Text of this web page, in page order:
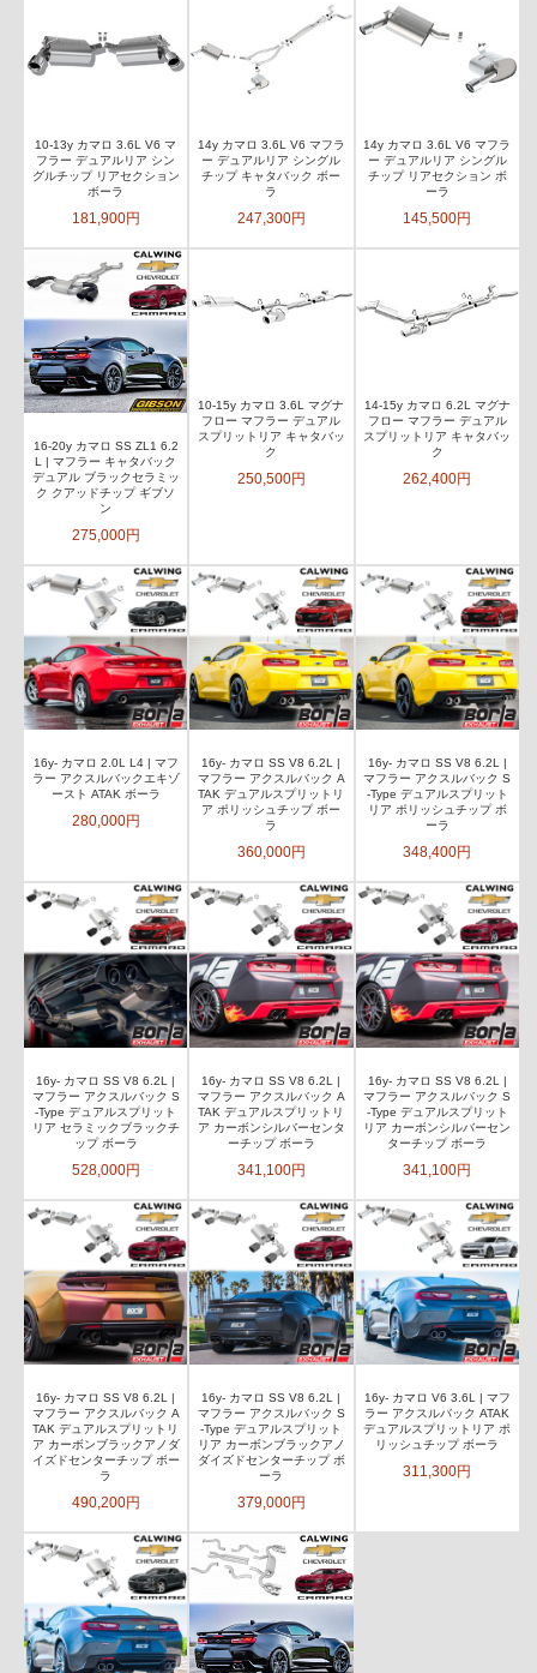
10-13y カマロ 3.6L V6 マ
フラー デュアルリア シン
グルチップ リアセクション
ボーラ
181,900円
14y カマロ 3.6L V6 マフラ
ー デュアルリア シングル
チップ キャタバック ボー
ラ
247,300円
14y カマロ 3.6L V6 マフラ
ー デュアルリア シングル
チップ リアセクション ボ
ーラ
145,500円
16-20y カマロ SS ZL1 6.2
L | マフラー キャタバック
デュアル ブラックセラミッ
ク クアッドチップ ギブソ
ン
275,000円
10-15y カマロ 3.6L マグナ
フロー マフラー デュアル
スプリットリア キャタバッ
ク
250,500円
14-15y カマロ 6.2L マグナ
フロー マフラー デュアル
スプリットリア キャタバッ
ク
262,400円
16y- カマロ 2.0L L4 | マフ
ラー アクスルバックエキゾ
ースト ATAK ボーラ
280,000円
16y- カマロ SS V8 6.2L |
マフラー アクスルバック A
TAK デュアルスプリットリ
ア ポリッシュチップ ボー
ラ
360,000円
16y- カマロ SS V8 6.2L |
マフラー アクスルバック S
-Type デュアルスプリット
リア ポリッシュチップ ボ
ーラ
348,400円
16y- カマロ SS V8 6.2L |
マフラー アクスルバック S
-Type デュアルスプリット
リア セラミックブラックチ
ップ ボーラ
528,000円
16y- カマロ SS V8 6.2L |
マフラー アクスルバック A
TAK デュアルスプリットリ
ア カーボンシルバーセンタ
ーチップ ボーラ
341,100円
16y- カマロ SS V8 6.2L |
マフラー アクスルバック S
-Type デュアルスプリット
リア カーボンシルバーセン
ターチップ ボーラ
341,100円
16y- カマロ SS V8 6.2L |
マフラー アクスルバック A
TAK デュアルスプリットリ
ア カーボンブラックアノダ
イズドセンターチップ ボー
ラ
490,200円
16y- カマロ SS V8 6.2L |
マフラー アクスルバック S
-Type デュアルスプリット
リア カーボンブラックアノ
ダイズドセンターチップ ボ
ーラ
379,000円
16y- カマロ V6 3.6L | マフ
ラー アクスルバック ATAK
デュアルスプリットリア ポ
リッシュチップ ボーラ
311,300円